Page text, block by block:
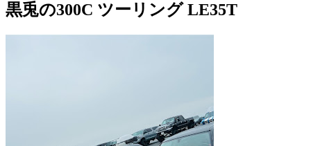
黒兎の300C ツーリング LE35T